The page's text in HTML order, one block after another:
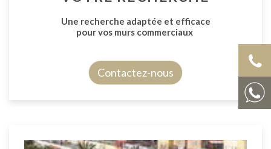
Une recherche adaptée et efficace
pour vos murs commerciaux
Contactez-nous